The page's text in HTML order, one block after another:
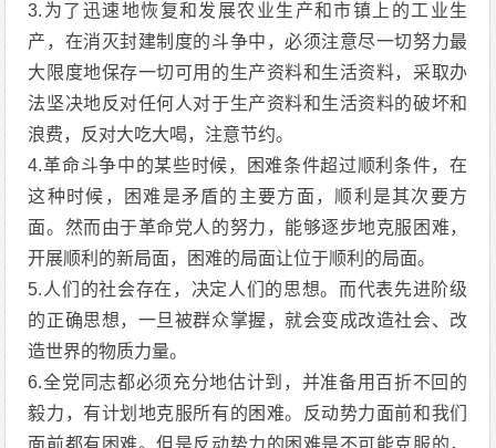
3.为了迅速地恢复和发展农业生产和市镇上的工业生
产，在消灭封建制度的斗争中，必须注意尽一切努力最
大限度地保存一切可用的生产资料和生活资料，采取办
法坚决地反对任何人对于生产资料和生活资料的破坏和
浪费，反对大吃大喝，注意节约。
4.革命斗争中的某些时候，困难条件超过顺利条件，在
这种时候，困难是矛盾的主要方面，顺利是其次要方
面。然而由于革命党人的努力，能够逐步地克服困难，
开展顺利的新局面，困难的局面让位于顺利的局面。
5.人们的社会存在，决定人们的思想。而代表先进阶级
的正确思想，一旦被群众掌握，就会变成改造社会、改
造世界的物质力量。
6.全党同志都必须充分地估计到，并准备用百折不回的
毅力，有计划地克服所有的困难。反动势力面前和我们
面前都有困难。但是反动势力的困难是不可能克服的，